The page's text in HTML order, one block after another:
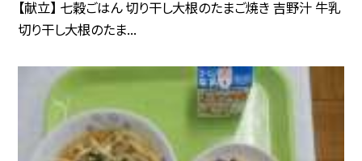
【献立】 七穀ごはん 切り干し大根のたまご焼き 吉野汁 牛乳
切り干し大根のたま...